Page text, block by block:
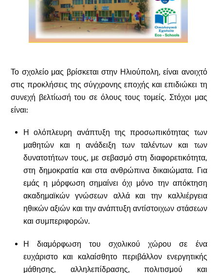
Το σχολείο μας βρίσκεται στην Ηλιούπολη, είναι ανοιχτό
στις προκλήσεις της σύγχρονης εποχής και επιδιώκει τη
συνεχή βελτίωσή του σε όλους τους τομείς. Στόχοι μας
είναι:
Η ολόπλευρη ανάπτυξη της προσωπικότητας των
μαθητών και η ανάδειξη των ταλέντων και των
δυνατοτήτων τους, με σεβασμό στη διαφορετικότητα,
στη δημοκρατία και στα ανθρώπινα δικαιώματα. Για
εμάς η μόρφωση σημαίνει όχι μόνο την απόκτηση
ακαδημαϊκών γνώσεων αλλά και την καλλιέργεια
ηθικών αξιών και την ανάπτυξη αντίστοιχων στάσεων
και συμπεριφορών.
Η διαμόρφωση του σχολικού χώρου σε ένα
ευχάριστο και καλαίσθητο περιβάλλον ενεργητικής
μάθησης, αλληλεπίδρασης, πολιτισμού και